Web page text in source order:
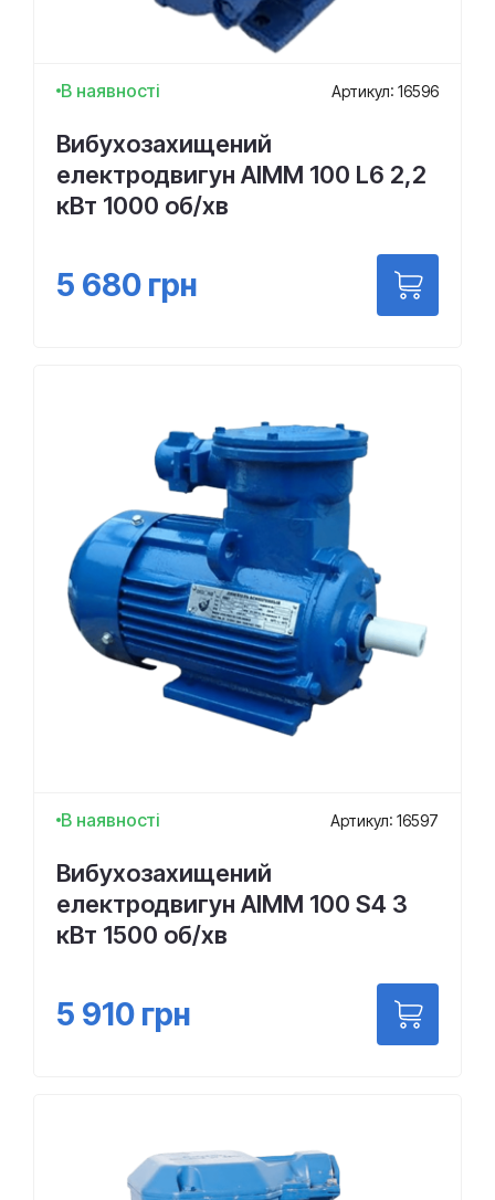
В наявності Артикул: 16596
Вибухозахищений
електродвигун АІММ 100 L6 2,2
кВт 1000 об/хв
5 680 грн
В наявності Артикул: 16597
Вибухозахищений
електродвигун АІММ 100 S4 3
кВт 1500 об/хв
5 910 грн